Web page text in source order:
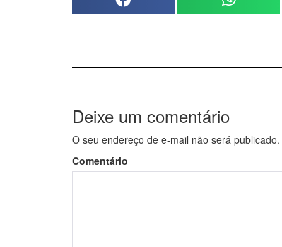
Deixe um comentário
O seu endereço de e-mail não será publicado.
Comentário